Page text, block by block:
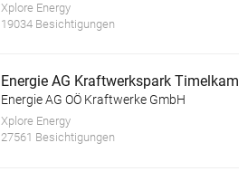
Xplore Energy
19034 Besichtigungen
Energie AG Kraftwerkspark Timelkam
Energie AG OÖ Kraftwerke GmbH
Xplore Energy
27561 Besichtigungen